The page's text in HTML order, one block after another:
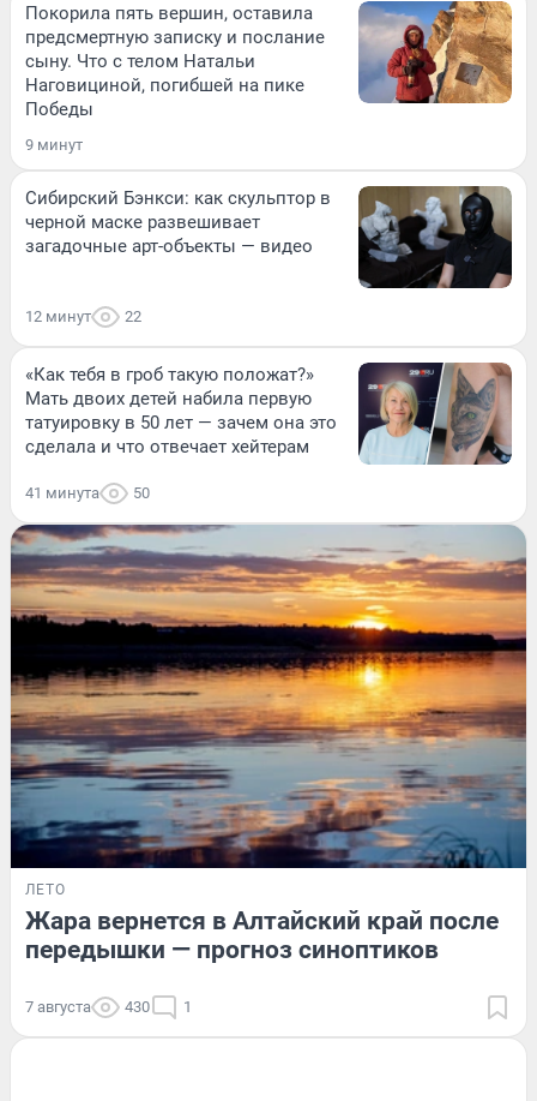
Покорила пять вершин, оставила
предсмертную записку и послание
сыну. Что с телом Натальи
Наговициной, погибшей на пике
Победы
9 минут
Сибирский Бэнкси: как скульптор в
черной маске развешивает
загадочные арт-объекты — видео
12 минут 22
«Как тебя в гроб такую положат?»
Мать двоих детей набила первую
татуировку в 50 лет — зачем она это
сделала и что отвечает хейтерам
41 минута 50
ЛЕТО
Жара вернется в Алтайский край после
передышки — прогноз синоптиков
7 августа 430 1